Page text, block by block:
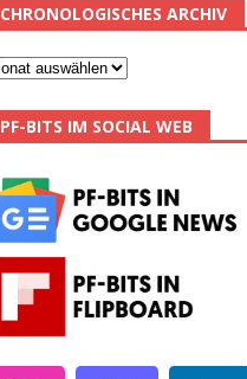
CHRONOLOGISCHES ARCHIV
PF-BITS IM SOCIAL WEB